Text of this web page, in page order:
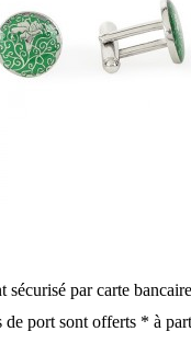
sécurisé par carte
de port sont offerts * à